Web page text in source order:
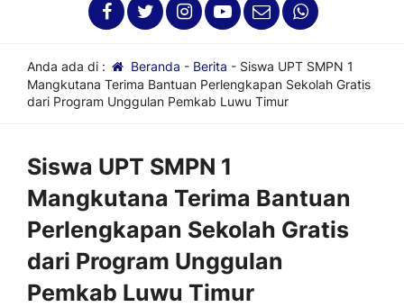
Anda ada di : Beranda - Berita - Siswa UPT SMPN 1
Mangkutana Terima Bantuan Perlengkapan Sekolah Gratis
dari Program Unggulan Pemkab Luwu Timur
Siswa UPT SMPN 1
Mangkutana Terima Bantuan
Perlengkapan Sekolah Gratis
dari Program Unggulan
Pemkab Luwu Timur